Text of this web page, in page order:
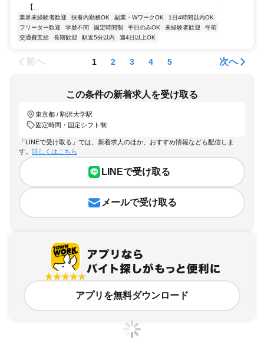
【...
業界未経験者歓迎 扶養内勤務OK 副業・WワークOK
1日4時間以内OK
フリーター歓迎
学歴不問 固定時間制 平日のみOK 未経験者歓迎
午前
交通費支給
長期歓迎 駅近5分以内 週4日以上OK
前へ 1 2 3 4 5 次へ
この条件の新着求人を受け取る
東京都 / 駒沢大学駅
固定時間・固定シフト制
「LINEで受け取る」では、新着求人のほか、おすすめ情報なども配信しま
す。 詳しくはこちら
LINEで受け取る
メールで受け取る
アプリを無料ダウンロード